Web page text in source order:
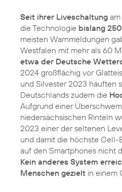
Seit ihrer Liveschaltung
die Technologie bislang
meisten Warnmeldungen
Westfalen mit mehr als 60
etwa der Deutsche
2024 großflächig vor
und Silvester 2023 häuften
Deutschlands zudem die
Aufgrund einer
niedersächsischen Rinteln
2023 einer der seltenen
und damit die höchste Cell-
auf den Smartphones nicht
Kein anderes System
Menschen gezielt in einem